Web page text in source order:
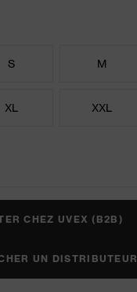
S M
XL XXL
CHEZ UVEX (B2B)
UN DISTRIBUTEUR